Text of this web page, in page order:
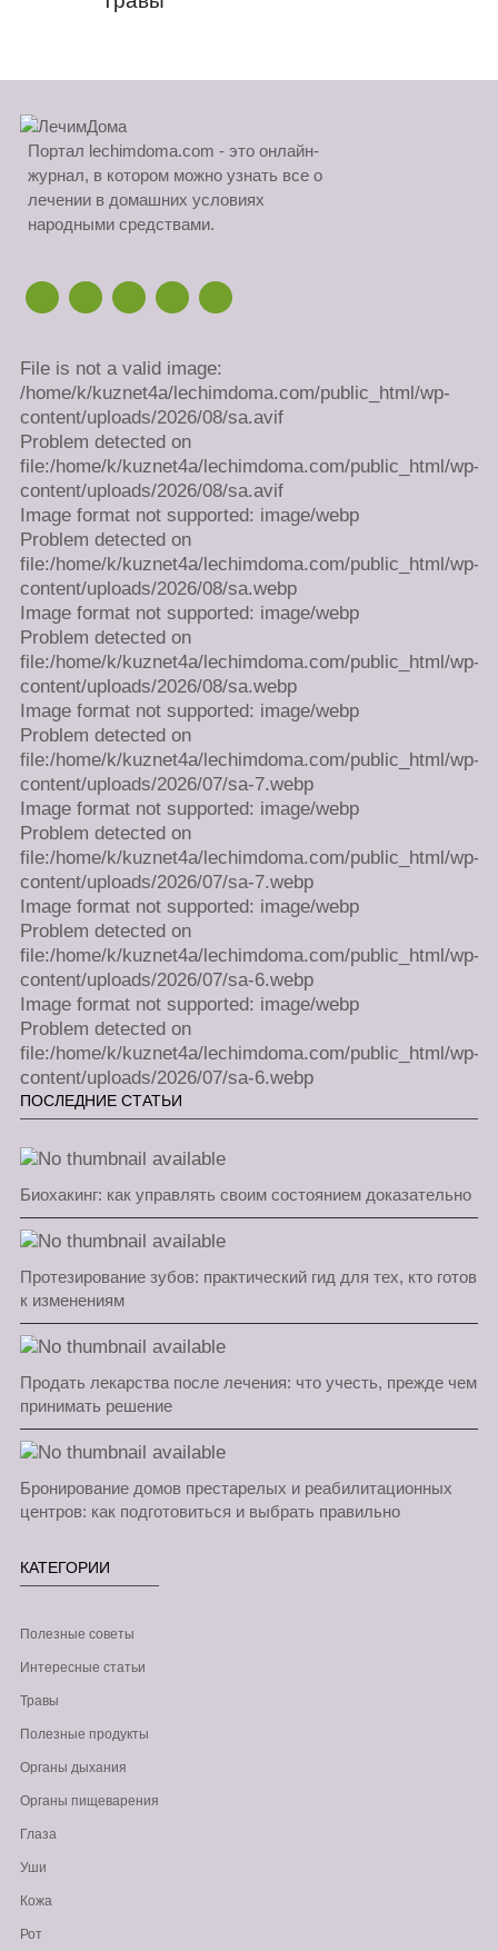
Портал lechimdoma.com - это онлайн-
журнал, в котором можно узнать все о
лечении в домашних условиях
народными средствами.
File is not a valid image:
/home/k/kuznet4a/lechimdoma.com/public_html/wp-
content/uploads/2026/08/sa.avif
Problem detected on
file:/home/k/kuznet4a/lechimdoma.com/public_html/wp-
content/uploads/2026/08/sa.avif
Image format not supported: image/webp
Problem detected on
file:/home/k/kuznet4a/lechimdoma.com/public_html/wp-
content/uploads/2026/08/sa.webp
Image format not supported: image/webp
Problem detected on
file:/home/k/kuznet4a/lechimdoma.com/public_html/wp-
content/uploads/2026/08/sa.webp
Image format not supported: image/webp
Problem detected on
file:/home/k/kuznet4a/lechimdoma.com/public_html/wp-
content/uploads/2026/07/sa-7.webp
Image format not supported: image/webp
Problem detected on
file:/home/k/kuznet4a/lechimdoma.com/public_html/wp-
content/uploads/2026/07/sa-7.webp
Image format not supported: image/webp
Problem detected on
file:/home/k/kuznet4a/lechimdoma.com/public_html/wp-
content/uploads/2026/07/sa-6.webp
Image format not supported: image/webp
Problem detected on
file:/home/k/kuznet4a/lechimdoma.com/public_html/wp-
content/uploads/2026/07/sa-6.webp
ПОСЛЕДНИЕ СТАТЬИ
Биохакинг: как управлять своим состоянием доказательно
Протезирование зубов: практический гид для тех, кто готов
к изменениям
Продать лекарства после лечения: что учесть, прежде чем
принимать решение
Бронирование домов престарелых и реабилитационных
центров: как подготовиться и выбрать правильно
КАТЕГОРИИ
Полезные советы
Интересные статьи
Травы
Полезные продукты
Органы дыхания
Органы пищеварения
Глаза
Уши
Кожа
Рот